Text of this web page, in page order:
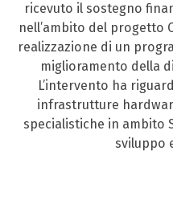
ricevuto il sostegno
nell’ambito del progetto
realizzazione di un
miglioramento della
L’intervento ha
infrastrutture
specialistiche in ambito
sviluppo